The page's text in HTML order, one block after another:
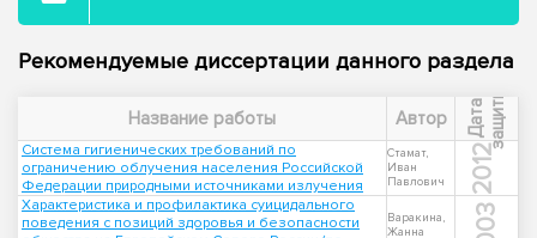
Рекомендуемые диссертации данного раздела
Название работы Автор Д
а
т
а
з
а
щ
и
т ы
Система гигиенических требований по
ограничению облучения населения Российской
Федерации природными источниками излучения
Стамат,
Иван
Павлович
2012
Характеристика и профилактика суицидального
поведения с позиций здоровья и безопасности
Варакина,
Жанна